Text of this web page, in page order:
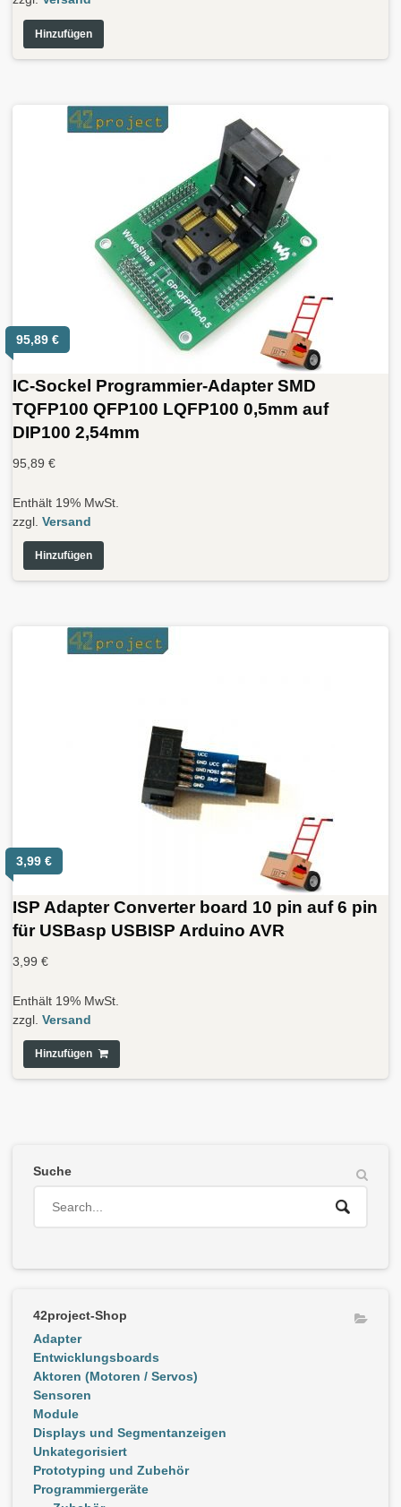
Hinzufügen
95,89 €
IC-Sockel Programmier-Adapter SMD
TQFP100 QFP100 LQFP100 0,5mm auf
DIP100 2,54mm
95,89 €
Enthält 19% MwSt.
zzgl. Versand
Hinzufügen
3,99 €
ISP Adapter Converter board 10 pin auf 6 pin
für USBasp USBISP Arduino AVR
3,99 €
Enthält 19% MwSt.
zzgl. Versand
Hinzufügen
Suche
42project-Shop
Adapter
Entwicklungsboards
Aktoren (Motoren / Servos)
Sensoren
Module
Displays und Segmentanzeigen
Unkategorisiert
Prototyping und Zubehör
Programmiergeräte